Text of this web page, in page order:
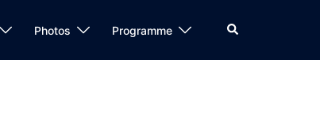
Photos Programme Rechercher